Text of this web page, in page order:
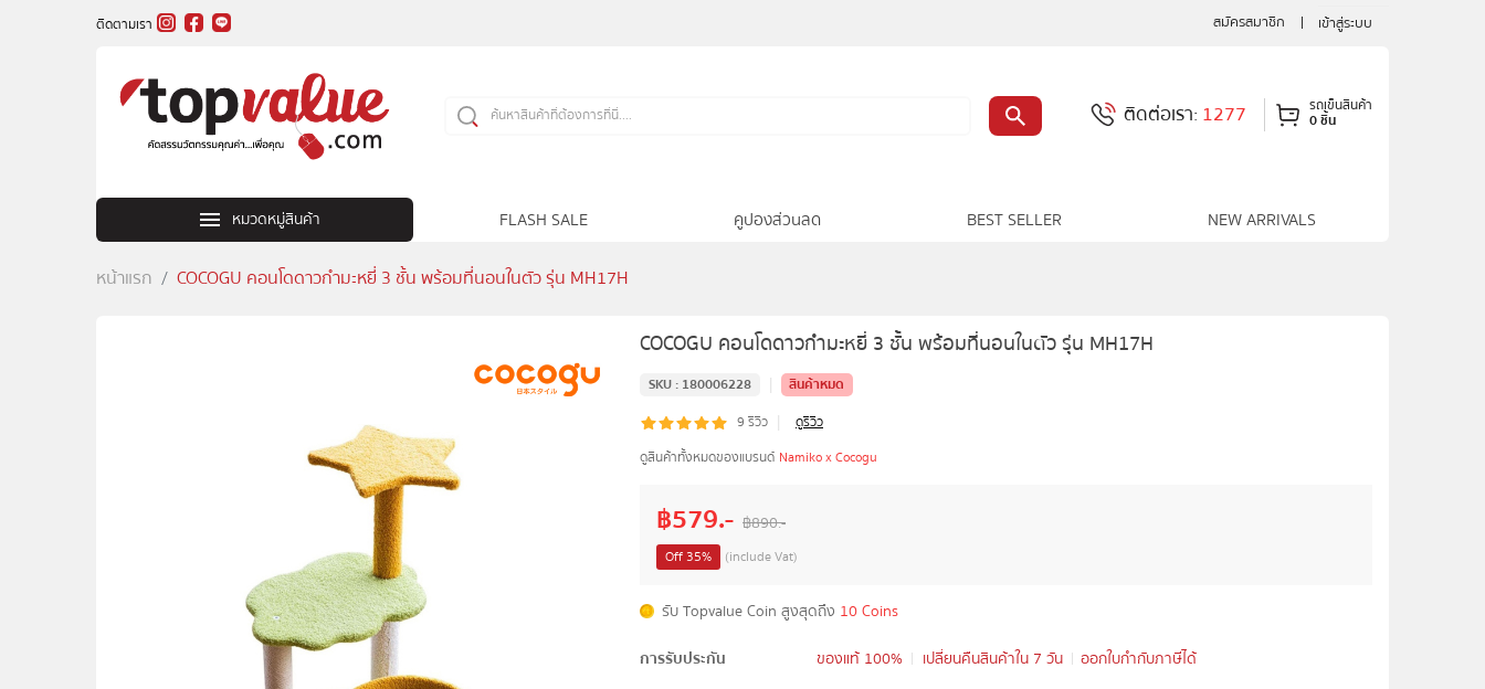
ติดตามเรา สมัครสมาชิก เข้าสู่ระบบ
หมวดหมู่สินค้า FLASH SALE คูปองส่วนลด BEST SELLER NEW ARRIVALS
ติดต่อเรา:1277 รถเข็นสินค้า
0 ชิ้น
หน้าแรก COCOGU คอนโดดาวกำมะหยี่ 3 ชั้น พร้อมที่นอนในตัว รุ่น MH17H
COCOGU คอนโดดาวกำมะหยี่ 3 ชั้น พร้อมที่นอนในตัว รุ่น MH17H
SKU : 180006228 |
สินค้าหมด
9 รีวิว |
ดูรีวิว
ดูสินค้าทั้งหมดของแบรนด์ Namiko x Cocogu
฿579.- ฿890.-
Off 35% (include Vat)
รับ Topvalue Coin สูงสุดถึง 10 Coins
การรับประกัน
ของแท้ 100% เปลี่ยนคืนสินค้าใน 7 วัน
ออกใบกำกับภาษีได้